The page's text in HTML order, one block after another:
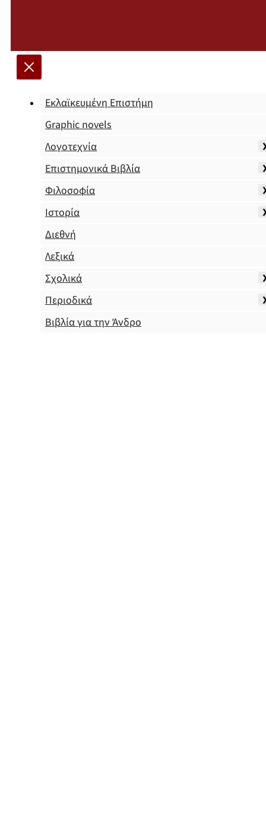
Εκλαϊκευμένη Επιστήμη
Graphic novels
Λογοτεχνία
Επιστημονικά Βιβλία
Φιλοσοφία
Ιστορία
Διεθνή
Λεξικά
Σχολικά
Περιοδικά
Βιβλία για την Άνδρο